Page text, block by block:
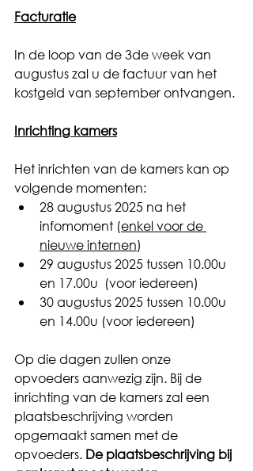
Facturatie
In de loop van de 3de week van
augustus zal u de factuur van het
kostgeld van september ontvangen.
Inrichting kamers
Het inrichten van de kamers kan op
volgende momenten:
28 augustus 2025 na het
infomoment (enkel voor de
nieuwe internen)
29 augustus 2025 tussen 10.00u
en 17.00u  (voor iedereen)
30 augustus 2025 tussen 10.00u
en 14.00u (voor iedereen)
Op die dagen zullen onze
opvoeders aanwezig zijn. Bij de
inrichting van de kamers zal een
plaatsbeschrijving worden
opgemaakt samen met de
opvoeders. De plaatsbeschrijving bij